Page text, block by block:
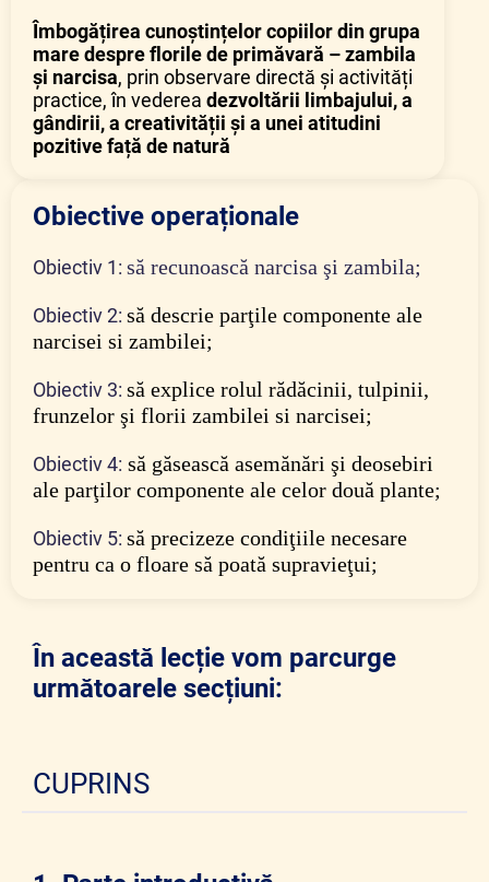
Îmbogățirea cunoștințelor copiilor din grupa
mare despre florile de primăvară – zambila
și narcisa, prin observare directă și activități
practice, în vederea dezvoltării limbajului, a
gândirii, a creativității și a unei atitudini
pozitive față de natură
Obiective operaționale
Obiectiv 1: să recunoască narcisa şi zambila;
Obiectiv 2: să descrie parţile componente ale
narcisei si zambilei;
Obiectiv 3: să explice rolul rădăcinii, tulpinii,
frunzelor şi florii zambilei si narcisei;
Obiectiv 4: să găsească asemănări şi deosebiri
ale parţilor componente ale celor două plante;
Obiectiv 5: să precizeze condiţiile necesare
pentru ca o floare să poată supravieţui;
În această lecție vom parcurge
următoarele secțiuni:
CUPRINS